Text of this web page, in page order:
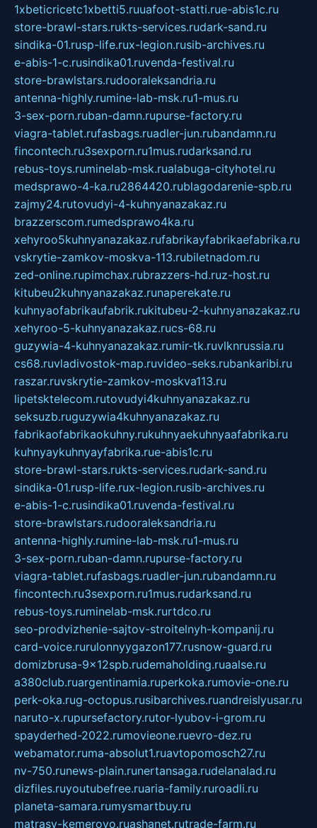
1xbeticricetc1xbetti5.ruuafoot-statti.rue-abis1c.ru
store-brawl-stars.rukts-services.rudark-sand.ru
sindika-01.rusp-life.rux-legion.rusib-archives.ru
e-abis-1-c.rusindika01.ruvenda-festival.ru
store-brawlstars.rudooraleksandria.ru
antenna-highly.rumine-lab-msk.ru1-mus.ru
3-sex-porn.ruban-damn.rupurse-factory.ru
viagra-tablet.rufasbags.ruadler-jun.rubandamn.ru
fincontech.ru3sexporn.ru1mus.rudarksand.ru
rebus-toys.ruminelab-msk.rualabuga-cityhotel.ru
medsprawo-4-ka.ru2864420.rublagodarenie-spb.ru
zajmy24.rutovudyi-4-kuhnyanazakaz.ru
brazzerscom.rumedsprawo4ka.ru
xehyroo5kuhnyanazakaz.rufabrikayfabrikaefabrika.ru
vskrytie-zamkov-moskva-113.rubiletnadom.ru
zed-online.rupimchax.rubrazzers-hd.ruz-host.ru
kitubeu2kuhnyanazakaz.runaperekate.ru
kuhnyaofabrikaufabrik.rukitubeu-2-kuhnyanazakaz.ru
xehyroo-5-kuhnyanazakaz.rucs-68.ru
guzywia-4-kuhnyanazakaz.rumir-tk.ruvlknrussia.ru
cs68.ruvladivostok-map.ruvideo-seks.rubankaribi.ru
raszar.ruvskrytie-zamkov-moskva113.ru
lipetsktelecom.rutovudyi4kuhnyanazakaz.ru
seksuzb.ruguzywia4kuhnyanazakaz.ru
fabrikaofabrikaokuhny.rukuhnyaekuhnyaafabrika.ru
kuhnyaykuhnyayfabrika.rue-abis1c.ru
store-brawl-stars.rukts-services.rudark-sand.ru
sindika-01.rusp-life.rux-legion.rusib-archives.ru
e-abis-1-c.rusindika01.ruvenda-festival.ru
store-brawlstars.rudooraleksandria.ru
antenna-highly.rumine-lab-msk.ru1-mus.ru
3-sex-porn.ruban-damn.rupurse-factory.ru
viagra-tablet.rufasbags.ruadler-jun.rubandamn.ru
fincontech.ru3sexporn.ru1mus.rudarksand.ru
rebus-toys.ruminelab-msk.rurtdco.ru
seo-prodvizhenie-sajtov-stroitelnyh-kompanij.ru
card-voice.rurulonnyygazon177.rusnow-guard.ru
domizbrusa-9x12spb.rudemaholding.ruaalse.ru
a380club.ruargentinamia.ruperkoka.rumovie-one.ru
perk-oka.rug-octopus.rusibarchives.ruandreislyusar.ru
naruto-x.rupursefactory.rutor-lyubov-i-grom.ru
spayderhed-2022.rumovieone.ruevro-dez.ru
webamator.ruma-absolut1.ruavtopomosch27.ru
nv-750.runews-plain.runertansaga.rudelanalad.ru
dizfiles.ruyoutubefree.ruaria-family.ruroadli.ru
planeta-samara.rumysmartbuy.ru
matrasy-kemerovo.ruashanet.rutrade-farm.ru